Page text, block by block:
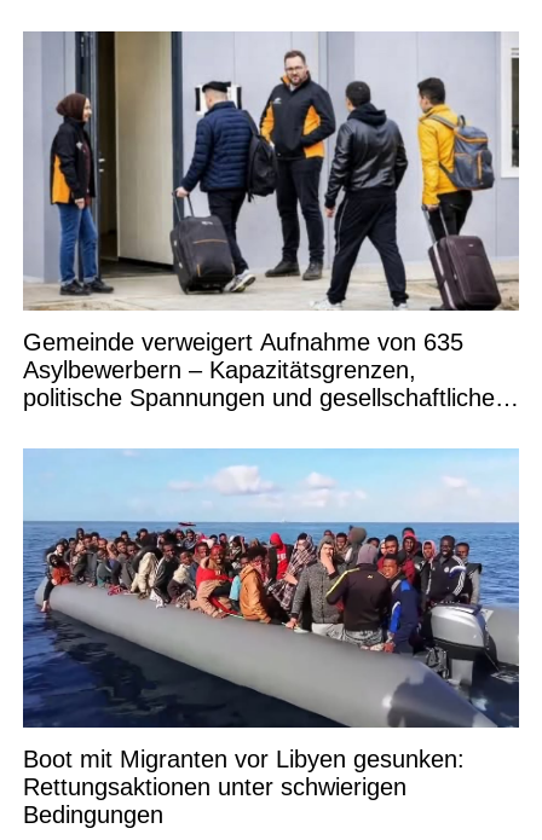
Gemeinde verweigert Aufnahme von 635
Asylbewerbern – Kapazitätsgrenzen,
politische Spannungen und gesellschaftliche
Boot mit Migranten vor Libyen gesunken:
Rettungsaktionen unter schwierigen
Bedingungen